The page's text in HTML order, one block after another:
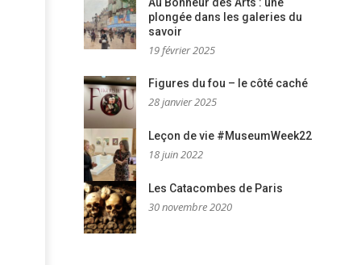
plongée dans les galeries du
savoir
19 février 2025
Figures du fou – le côté caché
28 janvier 2025
Leçon de vie #MuseumWeek22
18 juin 2022
Les Catacombes de Paris
30 novembre 2020